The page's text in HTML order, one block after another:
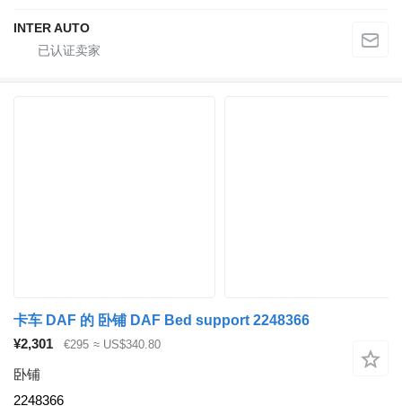
INTER AUTO
卡车 DAF 的 卧铺 DAF Bed support 2248366
¥2,301
€295 ≈ US$340.80
卧铺
2248366